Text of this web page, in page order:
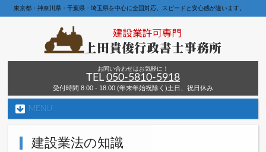
東京都・神奈川県・千葉県・埼玉県を中心に全国対応。スピードと安心感が違います。
お問い合わせはお気軽に！
TEL 050-5810-5918
受付時間 8:00 - 18:00 (年末年始祝除く)土日、祝日休み
MENU
建設業法の知識